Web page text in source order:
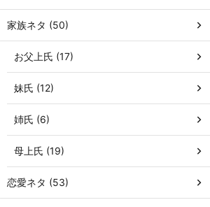
家族ネタ (50)
お父上氏 (17)
妹氏 (12)
姉氏 (6)
母上氏 (19)
恋愛ネタ (53)